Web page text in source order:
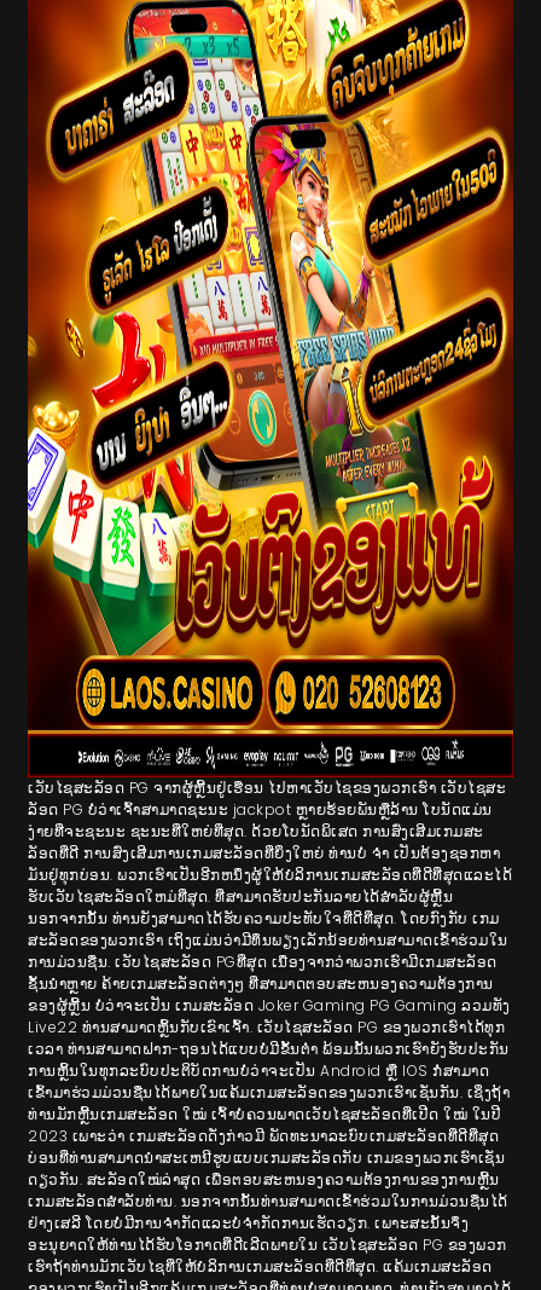
ເວັບໄຊສະລັອດ PG ຈາກຜູ້ຫຼີ້ນຢູ່ເຮືອນ ໄປຫາເວັບໄຊຂອງພວກເຮົາ ເວັບໄຊສະ
ລັອດ PG ບໍ່ວ່າເຈົ້າສາມາດຊະນະ jackpot ຫຼາຍຮ້ອຍພັນຫຼືລ້ານ ໂບນັດແມ່ນ
ງ່າຍທີ່ຈະຊະນະ ຊະນະທີ່ໃຫຍ່ທີ່ສຸດ. ດ້ວຍໂບນັດພິເສດ ການສົ່ງເສີມເກມສະ
ລັອດທີ່ດີ ການສົ່ງເສີມການເກມສະລັອດທີ່ຍິ່ງໃຫຍ່ ທ່ານບໍ່ ຈຳ ເປັນຕ້ອງຊອກຫາ
ມັນຢູ່ທຸກບ່ອນ. ພວກເຮົາເປັນອີກຫນຶ່ງຜູ້ໃຫ້ບໍລິການເກມສະລັອດທີ່ດີທີ່ສຸດແລະໄດ້
ຮັບເວັບໄຊສະລັອດໃຫມ່ທີ່ສຸດ. ທີ່ສາມາດຮັບປະກັນລາຍໄດ້ສໍາລັບຜູ້ຫຼີ້ນ
ນອກຈາກນັ້ນ ທ່ານຍັງສາມາດໄດ້ຮັບຄວາມປະທັບໃຈທີ່ດີທີ່ສຸດ. ໂດຍກົງກັບ ເກມ
ສະລັອດຂອງພວກເຮົາ ເຖິງແມ່ນວ່າມີທຶນພຽງເລັກນ້ອຍທ່ານສາມາດເຂົ້າຮ່ວມໃນ
ການມ່ວນຊື່ນ. ເວັບໄຊສະລັອດ PGທີ່ສຸດ ເນື່ອງຈາກວ່າພວກເຮົາມີເກມສະລັອດ
ຊັ້ນນໍາຫຼາຍ ຄ້າຍເກມສະລັອດຕ່າງໆ ທີ່​ສາ​ມາດ​ຕອບ​ສະ​ຫນອງ​ຄວາມ​ຕ້ອງ​ການ​
ຂອງ​ຜູ້ຫຼີ້ນ​ ບໍ່ວ່າຈະເປັນ ເກມສະລັອດ Joker Gaming PG Gaming ລວມທັງ
Live22 ທ່ານສາມາດຫຼິ້ນກັບເຂົາເຈົ້າ. ເວັບໄຊສະລັອດ PG ຂອງພວກເຮົາໄດ້ທຸກ
ເວລາ ທ່ານສາມາດຝາກ-ຖອນໄດ້ແບບບໍ່ມີຂັ້ນຕໍ່າ ພ້ອມນັ້ນພວກເຮົາຍັງຮັບປະກັນ
ການຫຼິ້ນໃນທຸກລະບົບປະຕິບັດການບໍ່ວ່າຈະເປັນ Android ຫຼື IOS ກໍ່ສາມາດ
ເຂົ້າມາຮ່ວມມ່ວນຊື່ນໄດ້ພາຍໃນແຄ້ມເກມສະລັອດຂອງພວກເຮົາເຊັ່ນກັນ. ເຊິ່ງຖ້າ
ທ່ານມັກຫຼີ້ນເກມສະລັອດ ໃໝ່ ເຈົ້າບໍ່ຄວນພາດເວັບໄຊສະລັອດທີ່ເປີດ ໃໝ່ ໃນປີ
2023 ເພາະວ່າ ເກມສະລັອດດັ່ງກ່າວມີ ພັດທະນາລະບົບເກມສະລັອດທີ່ດີທີ່ສຸດ
ບ່ອນທີ່ທ່ານສາມາດນໍາສະເຫນີຮູບແບບເກມສະລັອດກັບ ເກມຂອງພວກເຮົາເຊັ່ນ
ດຽວກັນ. ສະລັອດໃໝ່ລ່າສຸດ ເພື່ອຕອບສະຫນອງຄວາມຕ້ອງການຂອງການຫຼີ້ນ
ເກມສະລັອດສໍາລັບທ່ານ. ນອກ​ຈາກ​ນັ້ນ​ທ່ານ​ສາ​ມາດ​ເຂົ້າ​ຮ່ວມ​ໃນ​ການ​ມ່ວນ​ຊື່ນ​ໄດ້​
ຢ່າງ​ເສລີ​ ໂດຍ​ບໍ່​ມີ​ການ​ຈໍາ​ກັດ​ແລະ​ບໍ່​ຈໍາ​ກັດ​ການ​ເຮັດ​ວຽກ​. ເພາະສະນັ້ນຈຶ່ງ
ອະນຸຍາດໃຫ້ທ່ານໄດ້ຮັບໂອກາດທີ່ດີເລີດພາຍໃນ ເວັບໄຊສະລັອດ PG ຂອງພວກ
ເຮົາຖ້າທ່ານມັກເວັບໄຊທີ່ໃຫ້ບໍລິການເກມສະລັອດທີ່ດີທີ່ສຸດ. ແຄ້ມເກມສະລັອດ